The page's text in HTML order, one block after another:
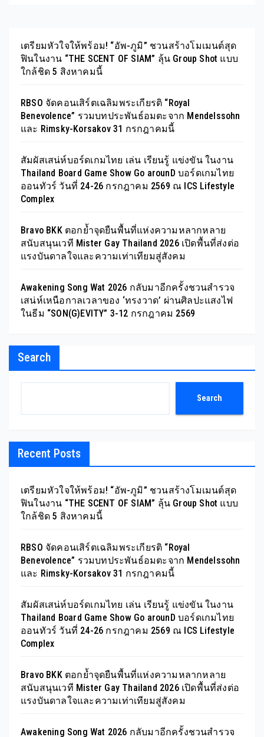
เตรียมหัวใจให้พร้อม! “อัพ-ภูมิ” ชวนสร้างโมเมนต์สุด
ฟินในงาน “THE SCENT OF SIAM” ลุ้น Group Shot แบบ
ใกล้ชิด 5 สิงหาคมนี้
RBSO จัดคอนเสิร์ตเฉลิมพระเกียรติ “Royal
Benevolence” รวมบทประพันธ์อมตะจาก Mendelssohn
และ Rimsky-Korsakov 31 กรกฎาคมนี้
สัมผัสเสน่ห์บอร์ดเกมไทย เล่น เรียนรู้ แข่งขัน ในงาน
Thailand Board Game Show Go arounD บอร์ดเกมไทย
ออนทัวร์ วันที่ 24-26 กรกฎาคม 2569 ณ ICS Lifestyle
Complex
Bravo BKK ตอกย้ำจุดยืนพื้นที่แห่งความหลากหลาย
สนับสนุนเวที Mister Gay Thailand 2026 เปิดพื้นที่ส่งต่อ
แรงบันดาลใจและความเท่าเทียมสู่สังคม
Awakening Song Wat 2026 กลับมาอีกครั้งชวนสำรวจ
เสน่ห์เหนือกาลเวลาของ ‘ทรงวาด’ ผ่านศิลปะแสงไฟ
ในธีม “SON(G)EVITY” 3-12 กรกฎาคม 2569
Search
Search
Recent Posts
เตรียมหัวใจให้พร้อม! “อัพ-ภูมิ” ชวนสร้างโมเมนต์สุด
ฟินในงาน “THE SCENT OF SIAM” ลุ้น Group Shot แบบ
ใกล้ชิด 5 สิงหาคมนี้
RBSO จัดคอนเสิร์ตเฉลิมพระเกียรติ “Royal
Benevolence” รวมบทประพันธ์อมตะจาก Mendelssohn
และ Rimsky-Korsakov 31 กรกฎาคมนี้
สัมผัสเสน่ห์บอร์ดเกมไทย เล่น เรียนรู้ แข่งขัน ในงาน
Thailand Board Game Show Go arounD บอร์ดเกมไทย
ออนทัวร์ วันที่ 24-26 กรกฎาคม 2569 ณ ICS Lifestyle
Complex
Bravo BKK ตอกย้ำจุดยืนพื้นที่แห่งความหลากหลาย
สนับสนุนเวที Mister Gay Thailand 2026 เปิดพื้นที่ส่งต่อ
แรงบันดาลใจและความเท่าเทียมสู่สังคม
Awakening Song Wat 2026 กลับมาอีกครั้งชวนสำรวจ